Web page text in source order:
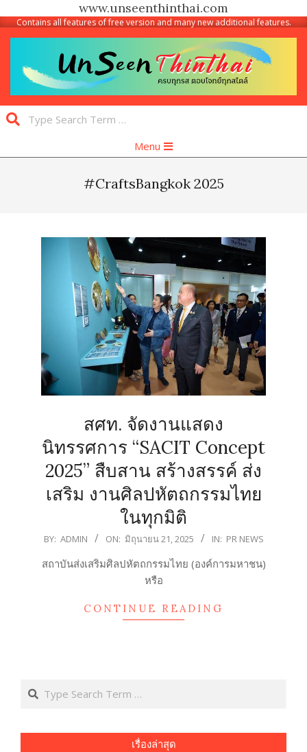
www.unseenthinthai.com
SkipContains all features of free version and many new additional features.
Unseen
Thinthai
Navigation
Menu
#CraftsBangkok 2025
สศท. จัดงานแสดง
นิทรรศการ “SACIT Concept
2025” สืบสาน สร้างสรรค์ ส่ง
เสริม งานศิลปหัตถกรรมไทย
ในทุกมิติ
2025-
21
BY: ADMIN ON: มิถุนายน 21, 2025 IN: PR NEWS
สถาบันส่งเสริมศิลปหัตถกรรมไทย (องค์การมหาชน)
หรือ
CONTINUE READING
Search
เรื่องล่าสุด